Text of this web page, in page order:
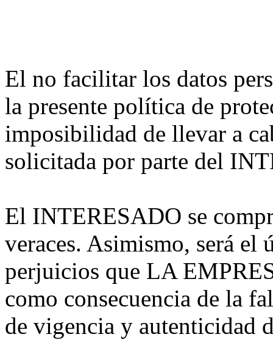
El no facilitar los datos
la presente política de
imposibilidad de llevar a
solicitada por parte del
El INTERESADO se
veraces. Asimismo, será el
perjuicios que LA
como consecuencia de la
de vigencia y autenticidad